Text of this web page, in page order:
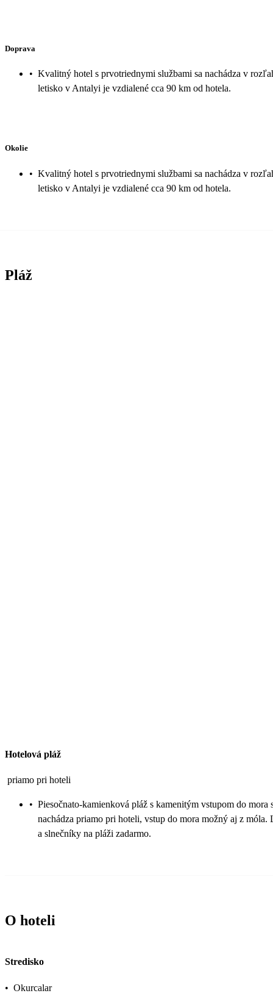
Doprava
• Kvalitný hotel s prvotriednymi službami sa nachádza v
letisko v Antalyi je vzdialené cca 90 km od hotela.
Okolie
• Kvalitný hotel s prvotriednymi službami sa nachádza v
letisko v Antalyi je vzdialené cca 90 km od hotela.
Pláž
Hotelová pláž
priamo pri hoteli
• Piesočnato-kamienková pláž s kamenitým vstupom do mora
nachádza priamo pri hoteli, vstup do mora možný aj z móla.
a slnečníky na pláži zadarmo.
O hoteli
Stredisko
• Okurcalar